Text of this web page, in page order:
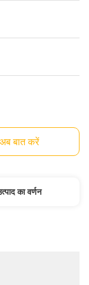
अब बात करें
का वर्णन